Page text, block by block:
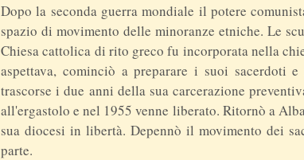
Dopo la seconda guerra mondiale il potere
spazio di movimento delle minoranze etniche. Le
Chiesa cattolica di rito greco fu incorporata nella
aspettava, cominciò a preparare i suoi sacerdoti
trascorse i due anni della sua carcerazione
all'ergastolo e nel 1955 venne liberato. Ritornò a
sua diocesi in libertà. Depennò il movimento dei
parte.